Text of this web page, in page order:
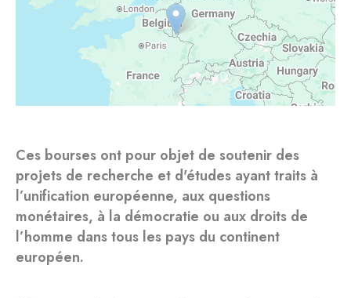
Ces bourses ont pour objet de soutenir des
projets de recherche et d'études ayant traits à
l’unification européenne, aux questions
monétaires, à la démocratie ou aux droits de
l’homme dans tous les pays du continent
européen.